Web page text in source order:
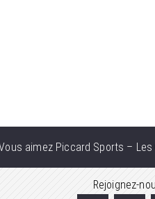
aimez Piccard Sports –
Rejoignez-